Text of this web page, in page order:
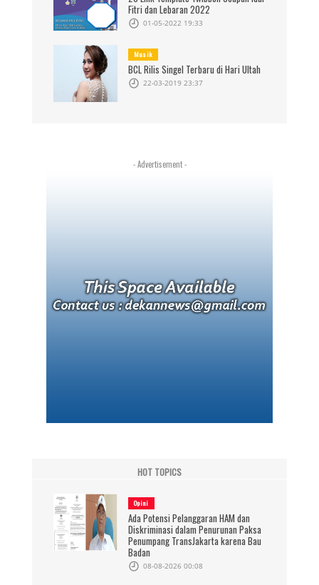
Fitri dan Lebaran 2022
01-05-2022 19:33
Musik
BCL Rilis Singel Terbaru di Hari Ultah
22-03-2019 23:37
- Advertisement -
HOT TOPICS
Opini
Ada Potensi Pelanggaran HAM dan
Diskriminasi dalam Penurunan Paksa
Penumpang TransJakarta karena Bau
Badan
08-08-2026 00:08